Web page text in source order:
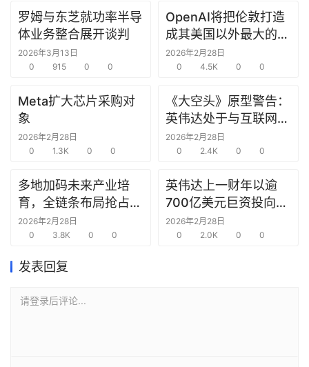
据
研
告
创
窗
商
链
合
罗姆与东芝就功率半导
体业务整合展开谈判
2026年3月13日
0
915 0 0
OpenAI将把伦敦打造
成其美国以外最大的研
究中心
2026年2月28日
0
4.5K 0 0
Meta扩大芯片采购对
象
2026年2月28日
0
1.3K 0 0
《大空头》原型警告：
英伟达处于与互联网泡
沫时期思科同样的“危
险境地”
2026年2月28日
0
2.4K 0 0
多地加码未来产业培
育，全链条布局抢占新
赛道先机
2026年2月28日
0
3.8K 0 0
英伟达上一财年以逾
700亿美元巨资投向合
作方，竭力巩固AI芯片
需求
2026年2月28日
0
2.0K 0 0
发表回复
请登录后评论...